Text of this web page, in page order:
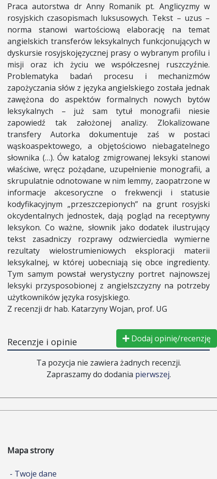
Praca autorstwa dr Anny Romanik pt. Anglicyzmy w
rosyjskich czasopismach luksusowych. Tekst – uzus –
norma stanowi wartościową elaborację na temat
angielskich transferów leksykalnych funkcjonujących w
dyskursie rosyjskojęzycznej prasy o wybranym profilu i
misji oraz ich życiu we współczesnej ruszczyźnie.
Problematyka badań procesu i mechanizmów
zapożyczania słów z języka angielskiego została jednak
zawężona do aspektów formalnych nowych bytów
leksykalnych – już sam tytuł monografii niesie
zapowiedź tak założonej analizy. Zlokalizowane
transfery Autorka dokumentuje zaś w postaci
wąskoaspektowego, a objętościowo niebagatelnego
słownika (…). Ów katalog zmigrowanej leksyki stanowi
właściwe, wręcz pożądane, uzupełnienie monografii, a
skrupulatnie odnotowane w nim lemmy, zaopatrzone w
informacje akcesoryczne o frekwencji i statusie
kodyfikacyjnym „przeszczepionych” na grunt rosyjski
okcydentalnych jednostek, dają pogląd na receptywny
leksykon. Co ważne, słownik jako dodatek ilustrujący
tekst zasadniczy rozprawy odzwierciedla wymierne
rezultaty wielostrumieniowych eksploracji materii
leksykalnej, w której uobecniają się obce ingredienty.
Tym samym powstał werystyczny portret najnowszej
leksyki przysposobionej z angielszczyzny na potrzeby
użytkowników języka rosyjskiego.
Z recenzji dr hab. Katarzyny Wojan, prof. UG
Recenzje i opinie Dodaj opinię/recenzję
Ta pozycja nie zawiera żadnych recenzji.
Zapraszamy do dodania pierwszej.
Mapa strony
- Twoje dane